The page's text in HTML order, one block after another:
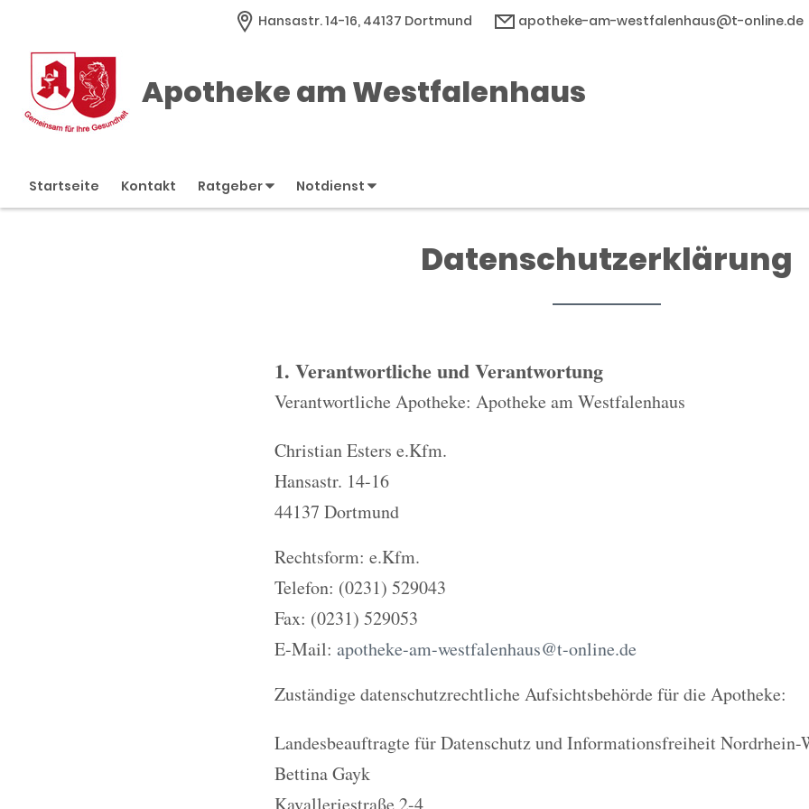
Hansastr. 14-16, 44137 Dortmund apotheke-am-westfalenhaus@t-online.de
Apotheke am Westfalenhaus
Startseite Kontakt Ratgeber Notdienst
Datenschutzerklärung
1. Verantwortliche und Verantwortung
Verantwortliche Apotheke: Apotheke am Westfalenhaus
Christian Esters e.Kfm.
Hansastr. 14-16
44137 Dortmund
Rechtsform: e.Kfm.
Telefon: (0231) 529043
Fax: (0231) 529053
E-Mail: apotheke-am-westfalenhaus@t-online.de
Zuständige datenschutzrechtliche Aufsichtsbehörde für die Apotheke:
Landesbeauftragte für Datenschutz und Informationsfreiheit Nordrhein-
Bettina Gayk
Kavalleriestraße 2-4